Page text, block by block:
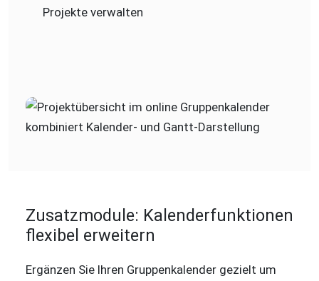
Projekte verwalten
Zusatzmodule: Kalenderfunktionen
flexibel erweitern
Ergänzen Sie Ihren Gruppenkalender gezielt um